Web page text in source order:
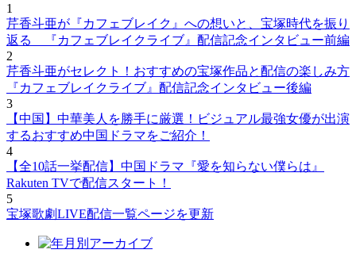
1
芹香斗亜が『カフェブレイク』への想いと、宝塚時代を振り
返る 『カフェブレイクライブ』配信記念インタビュー前編
2
芹香斗亜がセレクト！おすすめの宝塚作品と配信の楽しみ方
『カフェブレイクライブ』配信記念インタビュー後編
3
【中国】中華美人を勝手に厳選！ビジュアル最強女優が出演
するおすすめ中国ドラマをご紹介！
4
【全10話一挙配信】中国ドラマ『愛を知らない僕らは』
Rakuten TVで配信スタート！
5
宝塚歌劇LIVE配信一覧ページを更新